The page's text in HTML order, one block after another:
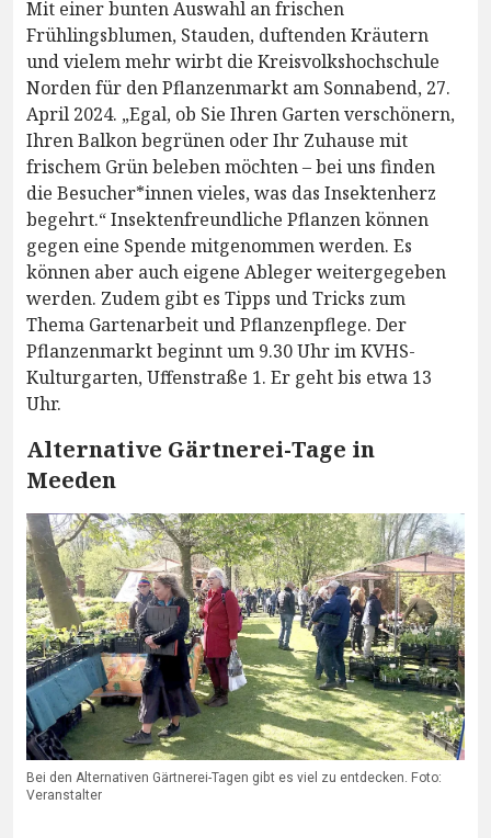
Mit einer bunten Auswahl an frischen
Frühlingsblumen, Stauden, duftenden Kräutern
und vielem mehr wirbt die Kreisvolkshochschule
Norden für den Pflanzenmarkt am Sonnabend, 27.
April 2024. „Egal, ob Sie Ihren Garten verschönern,
Ihren Balkon begrünen oder Ihr Zuhause mit
frischem Grün beleben möchten – bei uns finden
die Besucher*innen vieles, was das Insektenherz
begehrt.“ Insektenfreundliche Pflanzen können
gegen eine Spende mitgenommen werden. Es
können aber auch eigene Ableger weitergegeben
werden. Zudem gibt es Tipps und Tricks zum
Thema Gartenarbeit und Pflanzenpflege. Der
Pflanzenmarkt beginnt um 9.30 Uhr im KVHS-
Kulturgarten, Uffenstraße 1. Er geht bis etwa 13
Uhr.
Alternative Gärtnerei-Tage in
Meeden
Bei den Alternativen Gärtnerei-Tagen gibt es viel zu entdecken. Foto:
Veranstalter